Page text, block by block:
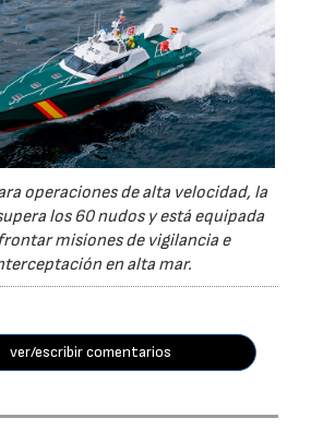
operaciones de alta velocidad, la
los 60 nudos y está equipada
misiones de vigilancia e
en alta mar.
ver/escribir comentarios